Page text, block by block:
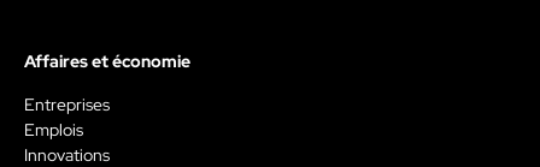
Affaires et économie
Entreprises
Emplois
Innovations